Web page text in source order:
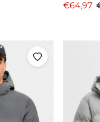
€64,97